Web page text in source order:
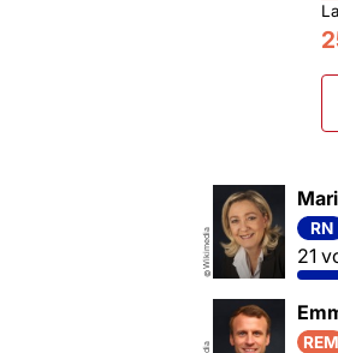
©
Wikimedia RN
21
REM